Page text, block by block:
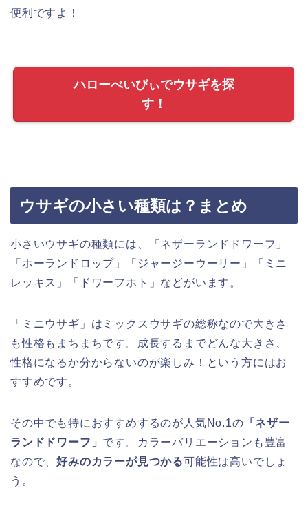
す！
小さいウサギの種類には、「ネザーランドドワーフ」
「ホーランドロップ」「ジャージーウーリー」「ミニ
レッキス」「ドワーフホト」などがいます。
も性格もまちまちです。成長するまでどんな大きさ、
性格になるか分からないのが楽しみ！という方にはお
すすめです。
ランドドワーフ」です。カラーバリエーションも豊富
なので、 好みのカラーが見つかる 可能性は高いでしょ
う。